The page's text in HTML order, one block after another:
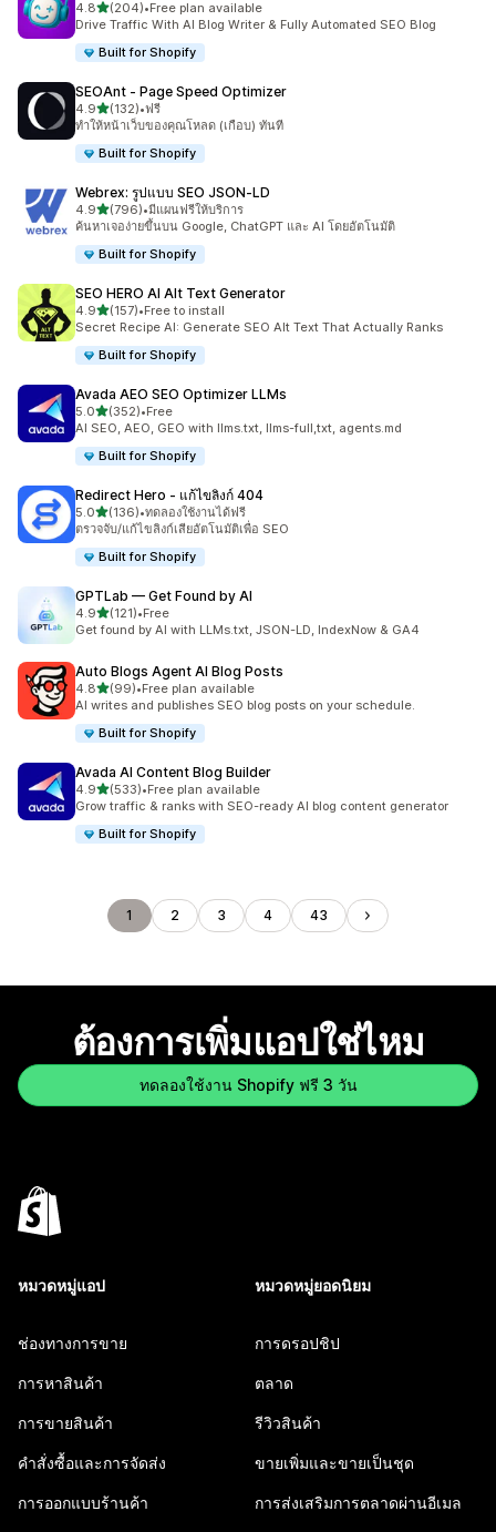
4.8เต็ม 5 ดาว
(204)
ทั้งหมด 204 รีวิว
•Free plan available
Drive Traffic With AI Blog Writer & Fully Automated SEO Blog
Built for Shopify
SEOAnt ‑ Page Speed Optimizer
4.9เต็ม 5 ดาว
(132)
ทั้งหมด 132 รีวิว
•ฟรี
ทำให้หน้าเว็บของคุณโหลด (เกือบ) ทันที
Built for Shopify
Webrex: รูปแบบ SEO JSON‑LD
4.9เต็ม 5 ดาว
(796)
ทั้งหมด 796 รีวิว
•มีแผนฟรีให้บริการ
ค้นหาเจอง่ายขึ้นบน Google, ChatGPT และ AI โดยอัตโนมัติ
Built for Shopify
SEO HERO AI Alt Text Generator
4.9เต็ม 5 ดาว
(157)
ทั้งหมด 157 รีวิว
•Free to install
Secret Recipe AI: Generate SEO Alt Text That Actually Ranks
Built for Shopify
Avada AEO SEO Optimizer LLMs
5.0เต็ม 5 ดาว
(352)
ทั้งหมด 352 รีวิว
•Free
AI SEO, AEO, GEO with llms.txt, llms-full,txt, agents.md
Built for Shopify
Redirect Hero ‑ แก้ไขลิงก์ 404
5.0เต็ม 5 ดาว
(136)
ทั้งหมด 136 รีวิว
•ทดลองใช้งานได้ฟรี
ตรวจจับ/แก้ไขลิงก์เสียอัตโนมัติเพื่อ SEO
Built for Shopify
GPTLab — Get Found by AI
4.9เต็ม 5 ดาว
(121)
ทั้งหมด 121 รีวิว
•Free
Get found by AI with LLMs.txt, JSON-LD, IndexNow & GA4
Auto Blogs Agent AI Blog Posts
4.8เต็ม 5 ดาว
(99)
ทั้งหมด 99 รีวิว
•Free plan available
AI writes and publishes SEO blog posts on your schedule.
Built for Shopify
Avada AI Content Blog Builder
4.9เต็ม 5 ดาว
(533)
ทั้งหมด 533 รีวิว
•Free plan available
Grow traffic & ranks with SEO-ready AI blog content generator
Built for Shopify
1 2 3 4 43
ต้องการเพิ่มแอปใช่ไหม
ทดลองใช้งาน Shopify ฟรี 3 วัน
หมวดหมู่แอป
ช่องทางการขาย
การหาสินค้า
การขายสินค้า
คำสั่งซื้อและการจัดส่ง
การออกแบบร้านค้า
หมวดหมู่ยอดนิยม
การดรอปชิป
ตลาด
รีวิวสินค้า
ขายเพิ่มและขายเป็นชุด
การส่งเสริมการตลาดผ่านอีเมล